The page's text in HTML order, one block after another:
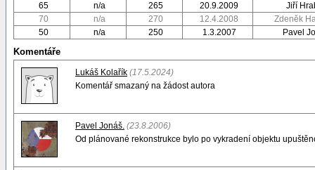
65
n/a 265 20.9.2009
Jiří
70
n/a 270 12.4.2008
Zdeněk
50
n/a 250 1.3.2007 Pavel
Komentáře
Lukáš Kolařík (17.5.2024)
Komentář smazaný na žádost autora
Pavel Jonáš. (23.8.2006)
Od plánované rekonstrukce bylo po vykradení objektu